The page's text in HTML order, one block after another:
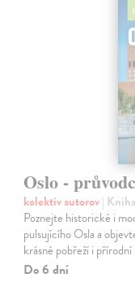
Oslo -
kolektív autorov| Kniha
Poznejte historické i
pulsujícího Osla a
krásné pobřeží i
Do 6 dní